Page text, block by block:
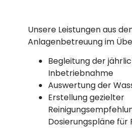
Unsere Leistungen aus
Anlagenbetreuung im
Begleitung der
Inbetriebnahme
Auswertung der
Erstellung gezielter
Dosierungspläne für